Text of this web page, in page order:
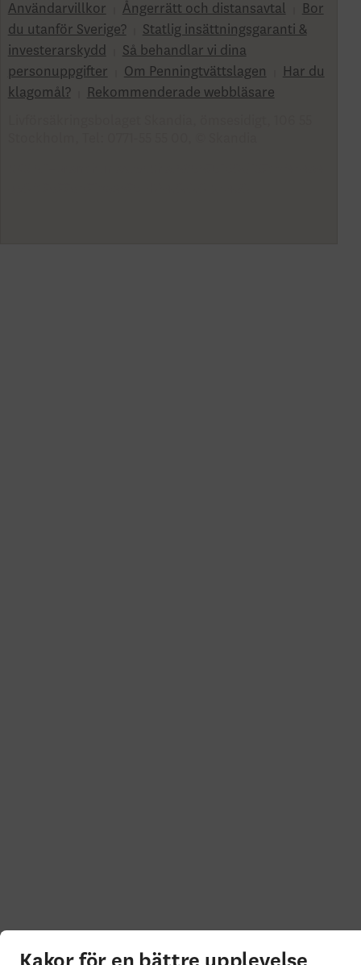
Användarvillkor
Ångerrätt och distansavtal
Bor
du utanför Sverige?
Statlig insättningsgaranti &
investerar­skydd
Så behandlar vi dina
personuppgifter
Om Penningtvättslagen
Har du
klagomål?
Rekommenderade webbläsare